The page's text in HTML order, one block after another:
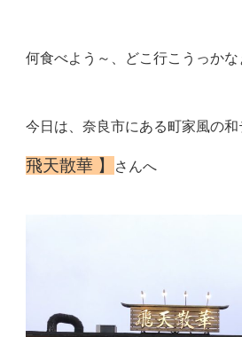
何食べよう～、どこ行こうっかな
今日は、奈良市にある町家風の
飛天散華 】 さんへ